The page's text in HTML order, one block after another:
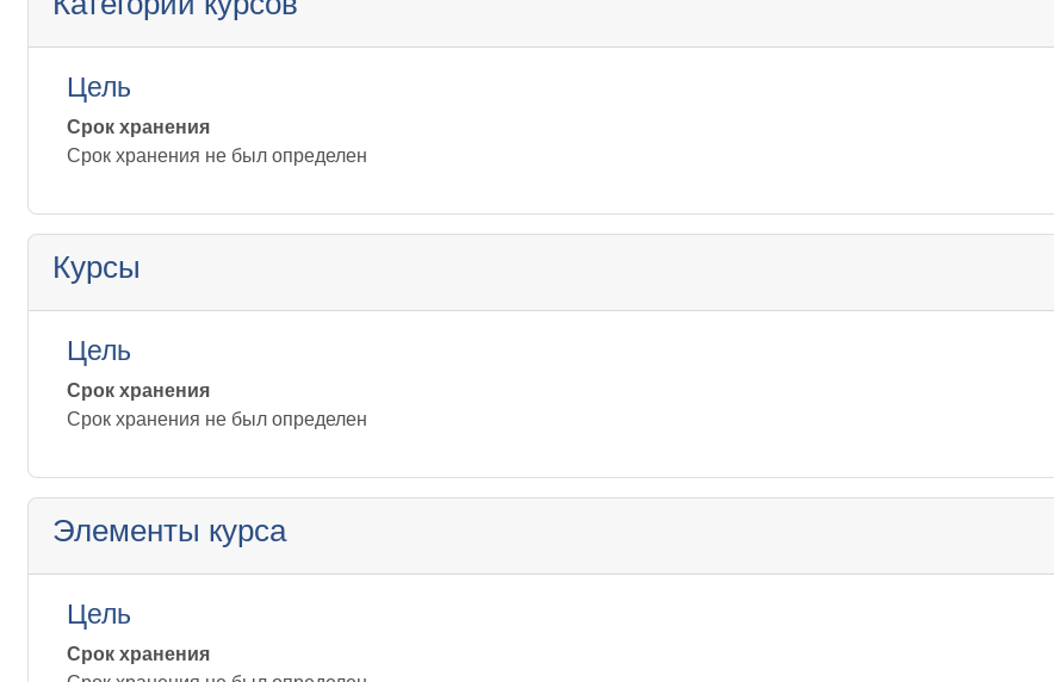
Цель
Срок хранения
Срок хранения не был определен
Курсы
Цель
Срок хранения
Срок хранения не был определен
Элементы курса
Цель
Срок хранения